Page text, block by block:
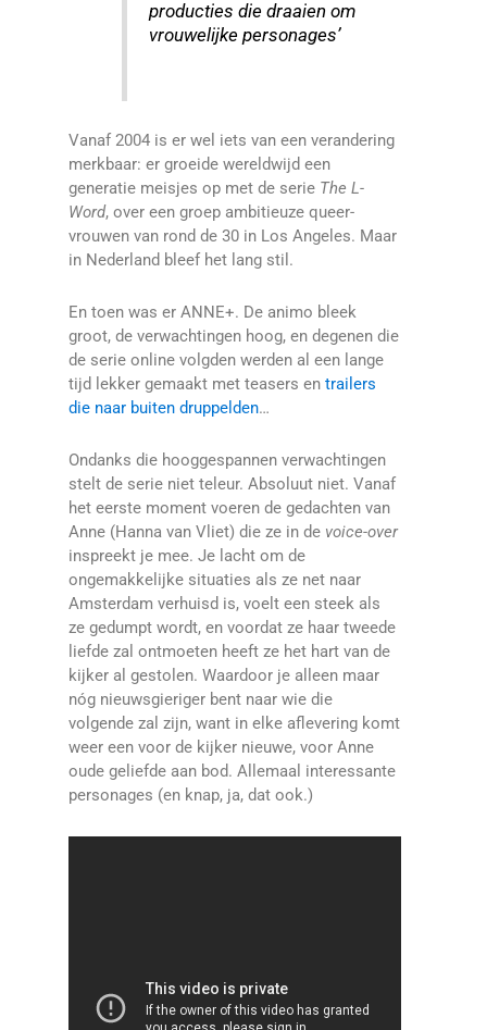
producties die draaien om
vrouwelijke personages’
Vanaf 2004 is er wel iets van een verandering
merkbaar: er groeide wereldwijd een
generatie meisjes op met de serie The L-
Word, over een groep ambitieuze queer-
vrouwen van rond de 30 in Los Angeles. Maar
in Nederland bleef het lang stil.
En toen was er ANNE+. De animo bleek
groot, de verwachtingen hoog, en degenen die
de serie online volgden werden al een lange
tijd lekker gemaakt met teasers entrailers
die naar buiten druppelden…
Ondanks die hooggespannen verwachtingen
stelt de serie niet teleur. Absoluut niet. Vanaf
het eerste moment voeren de gedachten van
Anne (Hanna van Vliet) die ze in de voice-over
inspreekt je mee. Je lacht om de
ongemakkelijke situaties als ze net naar
Amsterdam verhuisd is, voelt een steek als
ze gedumpt wordt, en voordat ze haar tweede
liefde zal ontmoeten heeft ze het hart van de
kijker al gestolen. Waardoor je alleen maar
nóg nieuwsgieriger bent naar wie die
volgende zal zijn, want in elke aflevering komt
weer een voor de kijker nieuwe, voor Anne
oude geliefde aan bod. Allemaal interessante
personages (en knap, ja, dat ook.)